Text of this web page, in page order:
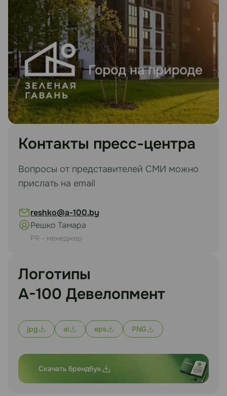
Контакты пресс-центра
Вопросы от представителей СМИ можно
прислать на email
reshko@a-100.by
Решко Тамара
PR - менеджер
Логотипы
А-100 Девелопмент
jpg ai eps PNG
Скачать брендбук